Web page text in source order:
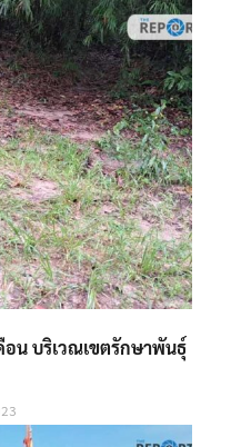
น บริเวณเขตรักษาพันธุ์